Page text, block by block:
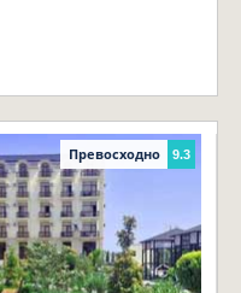
Превосходно 9.3